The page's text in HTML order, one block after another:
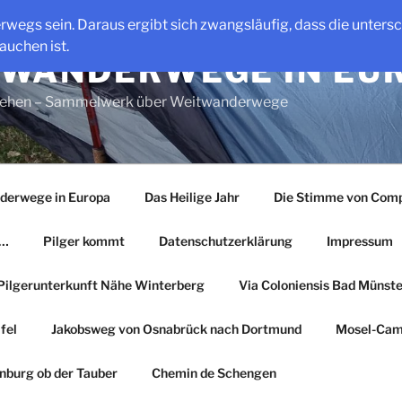
sein. Daraus ergibt sich zwangsläufig, dass die
ist.
IN
– Sammelwerk über Weitwanderwege
in Europa Das Heilige Jahr Die Stimme von
Pilger kommt Datenschutzerklärung Impressum
Nähe Winterberg Via Coloniensis Bad
Jakobsweg von Osnabrück nach Dortmund Mosel-
ob der Tauber Chemin de Schengen